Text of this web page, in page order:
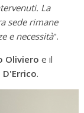
La
sede rimane
e necessità".
Oliviero e il
D'Errico.